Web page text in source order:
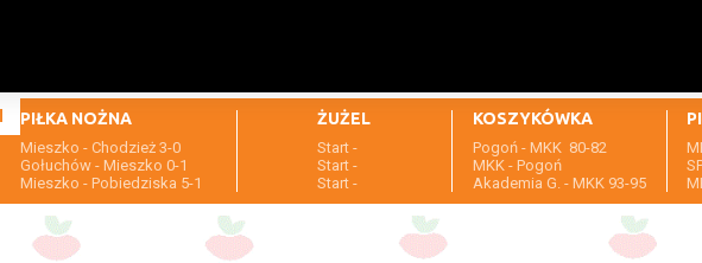
PIŁKA NOŻNA
Mieszko - Chodzież 3-0
Gołuchów - Mieszko 0-1
Mieszko - Pobiedziska 5-1
ŻUŻEL
Start -
Start -
Start -
KOSZYKÓWKA
Pogoń - MKK 80-82
MKK - Pogoń
Akademia G. - MKK 93-95